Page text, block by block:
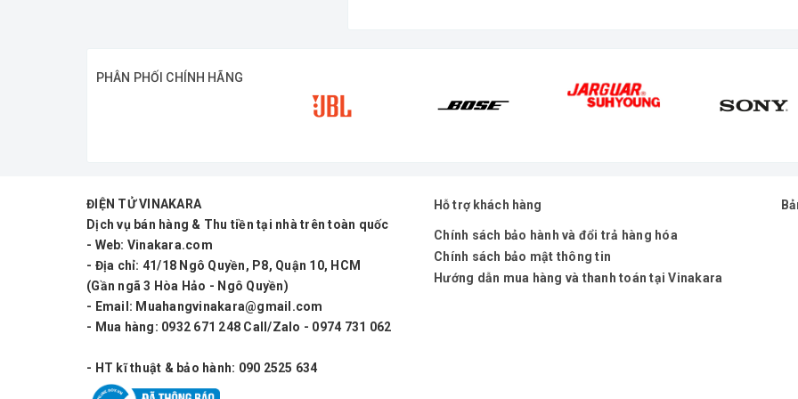
PHÂN PHỐI CHÍNH HÃNG
ĐIỆN TỬ VINAKARA
Dịch vụ bán hàng & Thu tiền tại nhà trên toàn quốc
- Web: Vinakara.com
- Địa chỉ: 41/18 Ngô Quyền, P8, Quận 10, HCM
(Gần ngã 3 Hòa Hảo - Ngô Quyền)
- Email: Muahangvinakara@gmail.com
- Mua hàng: 0932 671 248 Call/Zalo - 0974 731 062
- HT kĩ thuật & bảo hành: 090 2525 634
Hỗ trợ khách hàng
Chính sách bảo hành và đổi trả hàng hóa
Chính sách bảo mật thông tin
Hướng dẫn mua hàng và thanh toán tại Vinakara